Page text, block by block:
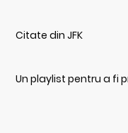
Citate din JFK
Un playlist pentru a fi